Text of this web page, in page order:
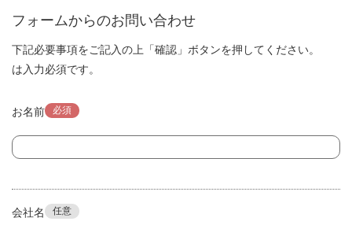
フォームからのお問い合わせ
下記必要事項をご記入の上「確認」ボタンを押してください。
は入力必須です。
お名前 必須
会社名 任意